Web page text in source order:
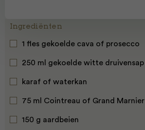
Ingrediënten
1 fles gekoelde cava of prosecco
250 ml gekoelde witte druivensap
karaf of waterkan
75 ml Cointreau of Grand Marnier
150 g aardbeien